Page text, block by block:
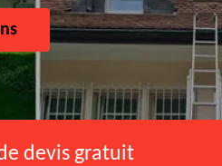
devis gratuit